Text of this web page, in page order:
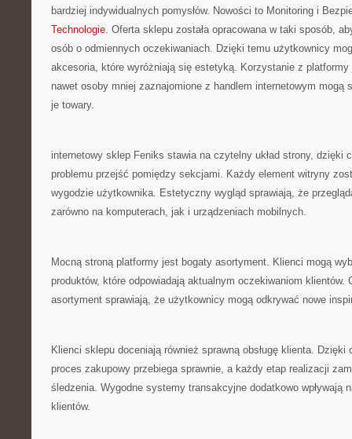
bardziej indywidualnych pomysłów. Nowości to Monitoring i
Technologie. Oferta sklepu została opracowana w taki sposób,
osób o odmiennych oczekiwaniach. Dzięki temu użytkownicy
akcesoria, które wyróżniają się estetyką. Korzystanie z
nawet osoby mniej zaznajomione z handlem internetowym mogą
je towary.
internetowy sklep Feniks stawia na czytelny układ strony, dzięki
problemu przejść pomiędzy sekcjami. Każdy element witryny
wygodzie użytkownika. Estetyczny wygląd sprawiają, że
zarówno na komputerach, jak i urządzeniach mobilnych.
Mocną stroną platformy jest bogaty asortyment. Klienci mogą
produktów, które odpowiadają aktualnym oczekiwaniom klientów.
asortyment sprawiają, że użytkownicy mogą odkrywać nowe
Klienci sklepu doceniają również sprawną obsługę klienta. Dzięki
proces zakupowy przebiega sprawnie, a każdy etap realizacji
śledzenia. Wygodne systemy transakcyjne dodatkowo wpływają
klientów.